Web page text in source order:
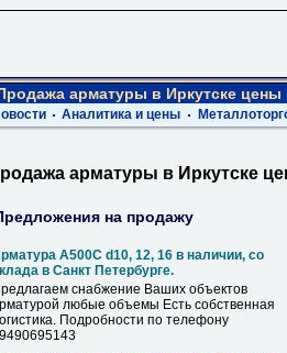
арматуры в Иркутске цены
Аналитика и цены
арматуры в Иркутске
на продажу
А500С d10, 12, 16 в наличии, со
в Санкт Петербурге.
снабжение Ваших объектов
любые объемы Есть собственная
Подробности по телефону